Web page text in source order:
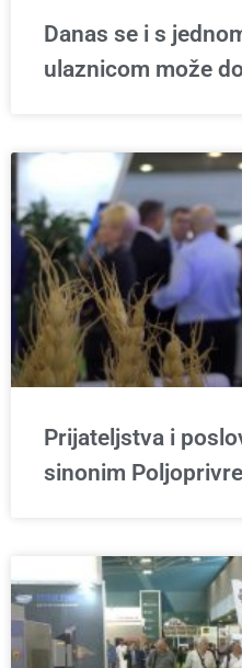
Danas se i s
ulaznicom može
Prijateljstva i
sinonim